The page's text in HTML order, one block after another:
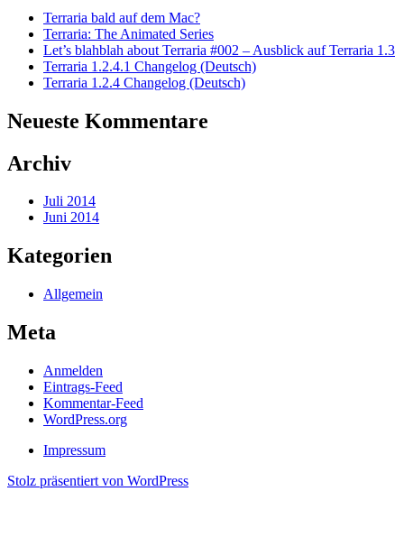
Terraria bald auf dem Mac?
Terraria: The Animated Series
Let’s blahblah about Terraria #002 – Ausblick auf Terraria 1.3
Terraria 1.2.4.1 Changelog (Deutsch)
Terraria 1.2.4 Changelog (Deutsch)
Neueste Kommentare
Archiv
Juli 2014
Juni 2014
Kategorien
Allgemein
Meta
Anmelden
Eintrags-Feed
Kommentar-Feed
WordPress.org
Impressum
Stolz präsentiert von WordPress